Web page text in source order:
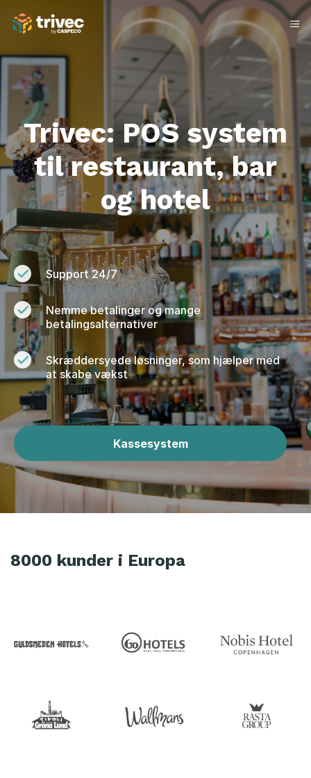
indhold
Trivec: POS system
til restaurant, bar
og hotel
Support 24/7
Nemme betalinger og mange
betalingsalternativer
Skræddersyede løsninger, som hjælper med
at skabe vækst
Kassesystem
8000 kunder i Europa